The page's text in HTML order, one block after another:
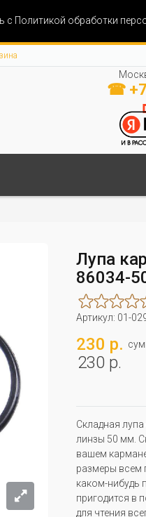
Политикой обработки
☎
Лупа
86034-
Артикул: 01-
230 р.
230 р.
Складная
линзы 50 мм.
вашем
размеры всем
каком-нибудь
пригодится в
для чтения